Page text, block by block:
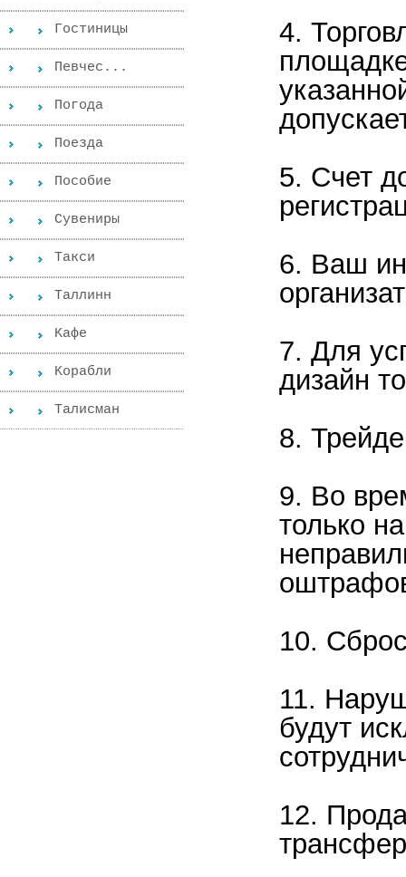
Гостиницы
Певчес...
Погода
Поезда
Пособиe
Сувениры
Такси
Таллинн
Kафе
Kорабли
Tалисман
4.
5. Счет
6. Ваш
7. Для
дизайн
8.
9. Во
только
10.
11.
будут
12.